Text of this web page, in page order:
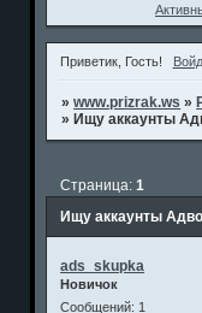
Приветик, Гость!
»www.prizrak.ws »
» Ищу аккаунты
Ищу аккаунты
Страница:1
ads_skupka
Новичок
Сообщений: 1